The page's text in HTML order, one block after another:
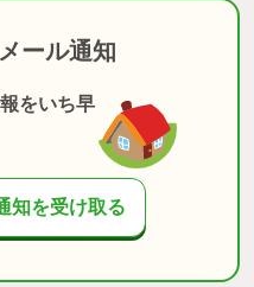
ール通知
をいち早
知を受け取る